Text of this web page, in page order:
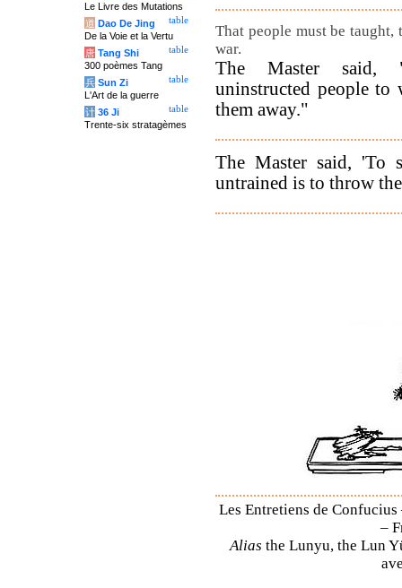
That people must be taught,
war.
The Master said,
uninstructed people to
them away."
The Master said, 'To
untrained is to throw
Les Entretiens de
–
Alias the Lunyu, the Lun
Le Livre des Mutations
table
道 Dao De Jing
De la Voie et la Vertu
table
唐 Tang Shi
300 poèmes Tang
table
兵 Sun Zi
L'Art de la guerre
table
计 36 Ji
Trente-six stratagèmes